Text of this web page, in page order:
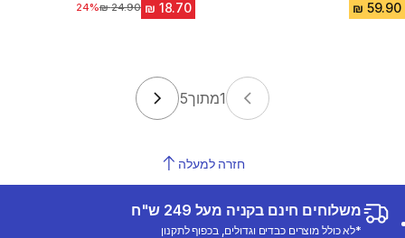
מחיר לפני הנחה‏24.90 ₪
24%
1מתוך5
חזרה למעלה
משלוחים חינם בקניה מעל 249 ש"ח
*לא כולל מוצרים כבדים וגדולים, בכפוף לתקנון